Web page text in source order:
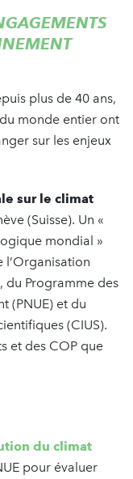
plus de 40 ans,
monde entier ont
sur les enjeux
sur le climat
(Suisse). Un «
mondial »
l’Organisation
Programme des
(PNUE) et du
(CIUS).
et des COP que
du climat
pour évaluer